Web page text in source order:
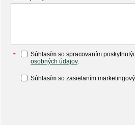
* Súhlasím so spracovaním
osobných údajov.
Súhlasím so zasielaním